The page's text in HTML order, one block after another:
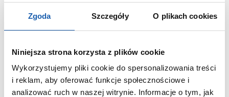
Zgoda Szczegóły O plikach cookies
Niniejsza strona korzysta z plików cookie
Wykorzystujemy pliki cookie do spersonalizowania treści
i reklam, aby oferować funkcje społecznościowe i
analizować ruch w naszej witrynie. Informacje o tym, jak
Misja, wizja i wartości Grupy Zibi
Ważne daty
Zgoda na ciasteczka
PRODUKTYSZANOWNY UŻYTKOWNIKU,
SZANOWNA UŻYTKOWNICZKO